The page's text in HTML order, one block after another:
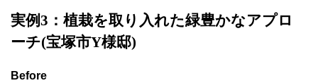
実例3 ：植栽を取り入れた緑豊かなアプロ
ーチ(宝塚市Y様邸)
Before